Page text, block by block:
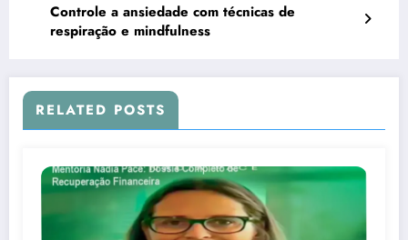
Controle a ansiedade com técnicas de
respiração e mindfulness
RELATED POSTS